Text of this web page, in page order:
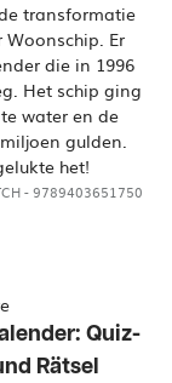
transformatie
Er
die in 1996
Het schip ging
water en de
gulden.
het!
- 9789403651750
Quiz-
Rätsel